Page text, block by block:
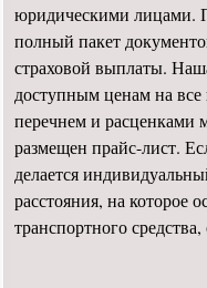
юридическими лицами.
полный пакет
страховой выплаты.
доступным ценам на
перечнем и расценками
размещен прайс-лист.
делается
расстояния, на которое
транспортного